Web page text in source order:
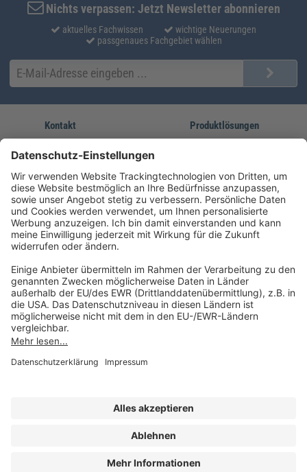
Nichts verpassen: Jetzt Newsletter abonnieren
aktuelles Fachwissen
wichtige Neuerungen
passgenaues Fachgebiet wählen
Kontakt
service@forum-verlag.com
Mo-Do 07:30 - 17:00 Uhr
Fr 07:30 - 15:00 Uhr
Produktlösungen
Unsere Marken
Folgen Sie uns
Impressum
Datenschutz